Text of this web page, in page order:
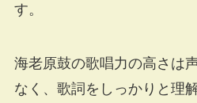
す。
海老原鼓の歌唱力の高さは
なく、歌詞をしっかりと理